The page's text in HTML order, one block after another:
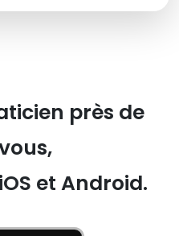
près de
et Android.